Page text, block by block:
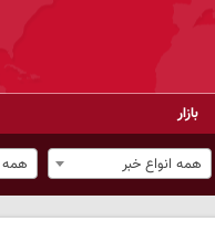
بازار
همه انواع خبر